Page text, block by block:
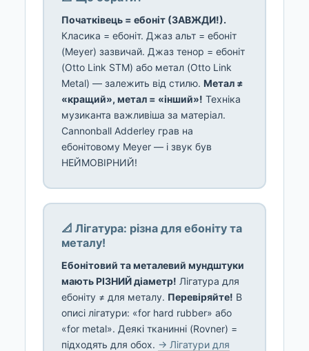
Початківець = ебоніт (ЗАВЖДИ!).
Класика = ебоніт. Джаз альт = ебоніт
(Meyer) зазвичай. Джаз тенор = ебоніт
(Otto Link STM) або метал (Otto Link
Metal) — залежить від стилю. Метал ≠
«кращий», метал = «інший»! Техніка
музиканта важливіша за матеріал.
Cannonball Adderley грав на
ебонітовому Meyer — і звук був
НЕЙМОВІРНИЙ!
📐 Лігатура: різна для ебоніту та
металу!
Ебонітовий та металевий мундштуки
мають РІЗНИЙ діаметр! Лігатура для
ебоніту ≠ для металу. Перевіряйте! В
описі лігатури: «for hard rubber» або
«for metal». Деякі тканинні (Rovner) =
підходять для обох. → Лігатури для